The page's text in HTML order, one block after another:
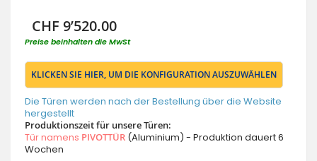
CHF 9’520.00
Preise beinhalten die MwSt
KLICKEN SIE HIER, UM DIE KONFIGURATION AUSZUWÄHLEN
Die Türen werden nach der Bestellung über die Website
hergestellt
Produktionszeit für unsere Türen:
Tür namens PIVOTTÜR (Aluminium) - Produktion dauert 6
Wochen